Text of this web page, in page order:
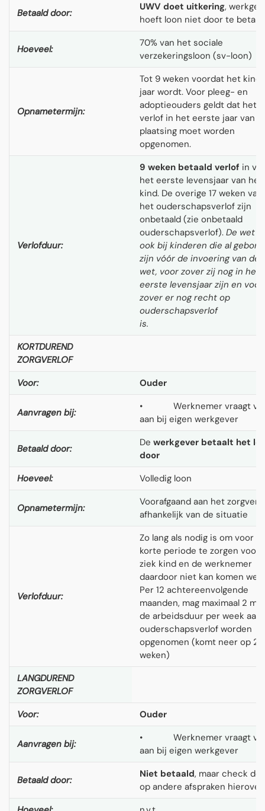
Betaald door:
UWV doet uitkering,
hoeft loon niet door te
Hoeveel:
70% van het sociale
verzekeringsloon (sv-loon)
Opnametermijn:
Tot 9 weken voordat het kind
jaar wordt. Voor pleeg- en
adoptieouders geldt dat het
verlof in het eerste jaar van
plaatsing moet worden
opgenomen.
Verlofduur:
9 weken betaald verlof in
het eerste levensjaar van het
kind. De overige 17 weken van
het ouderschapsverlof zijn
onbetaald (zie onbetaald
ouderschapsverlof). De wet
ook bij kinderen die al
zijn vóór de invoering van de
wet, voor zover zij nog in het
eerste levensjaar zijn en voor
zover er nog recht op
ouderschapsverlof
KORTDUREND
ZORGVERLOF
Voor:
Ouder
Aanvragen bij:
• Werknemer vraagt
aan bij eigen werkgever
Betaald door:
De werkgever betaalt het
door
Hoeveel:
Volledig loon
Opnametermijn:
Voorafgaand aan het
afhankelijk van de situatie
Verlofduur:
Zo lang als nodig is om voor
korte periode te zorgen voor
ziek kind en de werknemer
daardoor niet kan komen
Per 12 achtereenvolgende
maanden, mag maximaal 2
de arbeidsduur per week aan
ouderschapsverlof worden
opgenomen (komt neer op 2
weken)
LANGDUREND
ZORGVERLOF
Voor:
Ouder
Aanvragen bij:
• Werknemer vraagt
aan bij eigen werkgever
Betaald door:
Niet betaald, maar check de
op andere afspraken hierover